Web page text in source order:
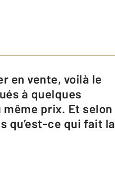
à quelques
même prix. Et selon
qu’est-ce qui fait la